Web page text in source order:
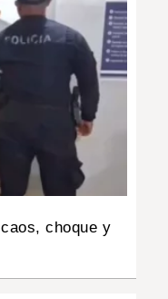
choque y